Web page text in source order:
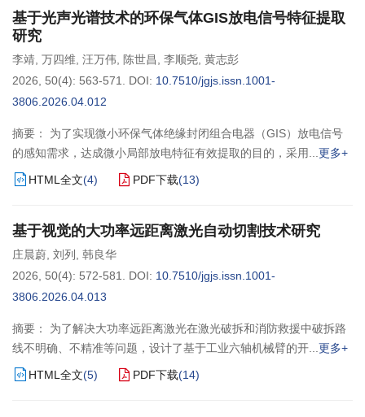
基于光声光谱技术的环保气体GIS放电信号特征提取
研究
李靖, 万四维, 汪万伟, 陈世昌, 李顺尧, 黄志彭
2026, 50(4): 563-571. DOI: 10.7510/jgjs.issn.1001-
3806.2026.04.012
摘要： 为了实现微小环保气体绝缘封闭组合电器（GIS）放电信号
的感知需求，达成微小局部放电特征有效提取的目的，采用
更多+
HTML全文(4) PDF下载(13)
基于视觉的大功率远距离激光自动切割技术研究
庄晨蔚, 刘列 , 韩良华
2026, 50(4): 572-581. DOI: 10.7510/jgjs.issn.1001-
3806.2026.04.013
摘要： 为了解决大功率远距离激光在激光破拆和消防救援中破拆路
线不明确、不精准等问题，设计了基于工业六轴机械臂的开
更多+
HTML全文(5) PDF下载(14)